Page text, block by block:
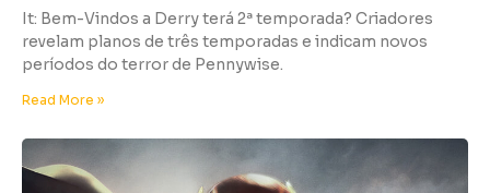
It: Bem-Vindos a Derry terá 2ª temporada? Criadores
revelam planos de três temporadas e indicam novos
períodos do terror de Pennywise.
Read More »